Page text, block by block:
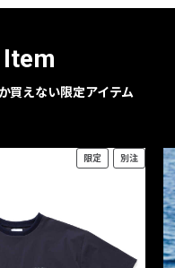
フォーカスブ
買えない限定アイテム
限定 別注